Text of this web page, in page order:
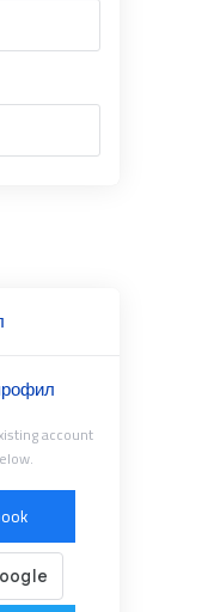
account